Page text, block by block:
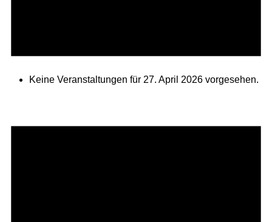
Keine Veranstaltungen für 27. April 2026 vorgesehen.